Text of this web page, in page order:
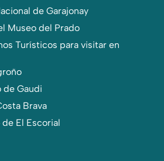
de Garajonay
Museo del Prado
Turísticos para visitar en
de Gaudi
Brava
El Escorial